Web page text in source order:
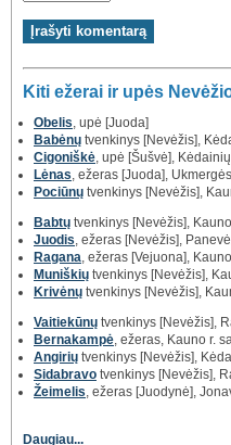
Kiti ežerai ir upės
Obelis, upė [Juoda]
Babėnų tvenkinys [Nevėžis],
Cigoniškė, upė [Šušvė],
Lėnas, ežeras [Juoda],
Pociūnų tvenkinys [Nevėžis],
Babtų tvenkinys [Nevėžis],
Juodis, ežeras [Nevėžis],
Ragana, ežeras [Vejuona],
Muniškių tvenkinys [Nevėžis],
Krivėnų tvenkinys [Nevėžis],
Vaitiekūnų tvenkinys [Nevėžis],
Bernakampė, ežeras, Kauno r.
Angirių tvenkinys [Nevėžis],
Sidabravo tvenkinys [Nevėžis],
Žeimelis, ežeras [Juodynė],
Daugiau...